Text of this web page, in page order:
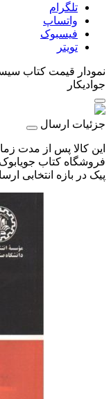
تلگرام
واتساپ
فیسبوک
تویتر
نمودار قیمت کتاب
جواديکار
جزئیات ارسال
این کالا پس از مدت
فروشگاه کتاب
پیک در بازه انتخابی